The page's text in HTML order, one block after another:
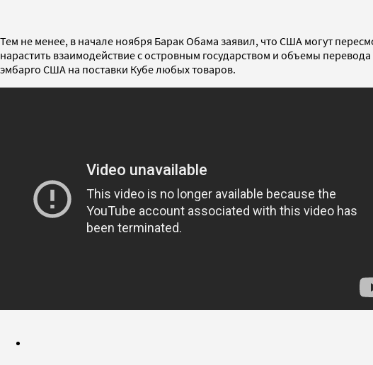
Тем не менее, в начале ноября Барак Обама заявил, что США могут
нарастить взаимодействие с островным государством и объемы
эмбарго США на поставки Кубе любых товаров.